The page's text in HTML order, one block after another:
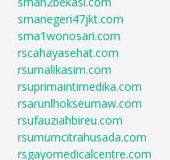
smanegeri47jkt.com
sma1wonosari.com
rscahayasehat.com
rsumalikasim.com
rsuprimaintimedika.com
rsarunlhokseumaw.com
rsufauziahbireu.com
rsumumcitrahusada.com
rsgayomedicalcentre.com